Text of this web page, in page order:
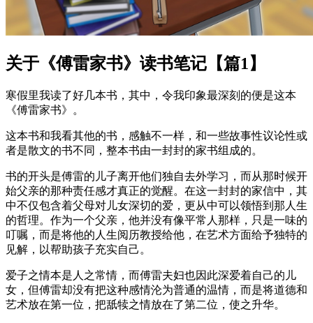
关于《傅雷家书》读书笔记【篇1】
寒假里我读了好几本书，其中，令我印象最深刻的便是这本
《傅雷家书》。
这本书和我看其他的书，感触不一样，和一些故事性议论性或
者是散文的书不同，整本书由一封封的家书组成的。
书的开头是傅雷的儿子离开他们独自去外学习，而从那时候开
始父亲的那种责任感才真正的觉醒。在这一封封的家信中，其
中不仅包含着父母对儿女深切的爱，更从中可以领悟到那人生
的哲理。作为一个父亲，他并没有像平常人那样，只是一味的
叮嘱，而是将他的人生阅历教授给他，在艺术方面给予独特的
见解，以帮助孩子充实自己。
爱子之情本是人之常情，而傅雷夫妇也因此深爱着自己的儿
女，但傅雷却没有把这种感情沦为普通的温情，而是将道德和
艺术放在第一位，把舐犊之情放在了第二位，使之升华。